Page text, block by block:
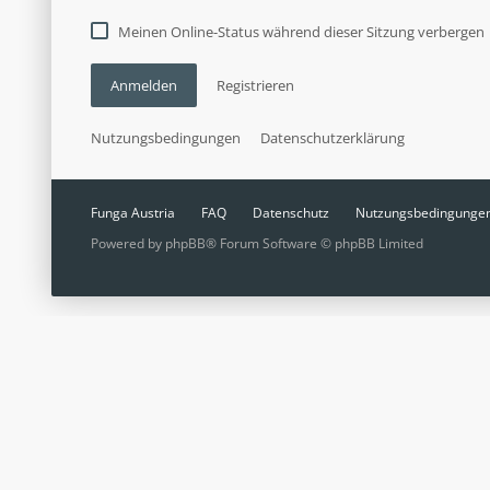
Meinen Online-Status während dieser Sitzung verbergen
Anmelden Registrieren
Nutzungsbedingungen Datenschutzerklärung
Funga Austria FAQ Datenschutz
Powered by phpBB® Forum Software © phpBB Limited